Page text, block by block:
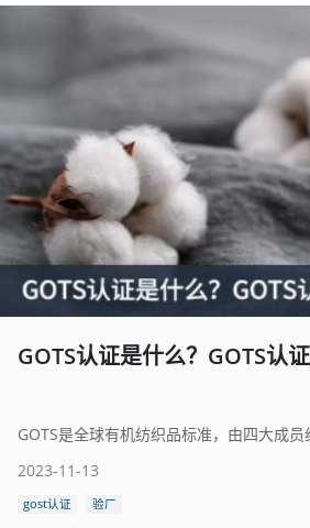
GOTS认证是什么？GOTS认
2023-11-13
gost认证 验厂